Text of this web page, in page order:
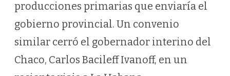
producciones primarias que enviaría el
gobierno provincial. Un convenio
similar cerró el gobernador interino del
Chaco, Carlos Bacileff Ivanoff, en un